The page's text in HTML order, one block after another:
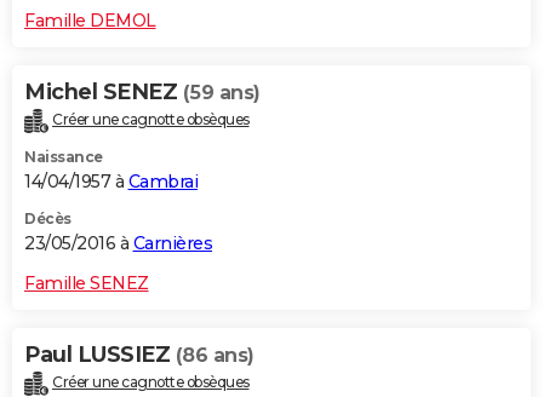
Famille DEMOL
Michel SENEZ (59 ans)
Créer une cagnotte obsèques
Naissance
14/04/1957 à Cambrai
Décès
23/05/2016 à Carnières
Famille SENEZ
Paul LUSSIEZ (86 ans)
Créer une cagnotte obsèques